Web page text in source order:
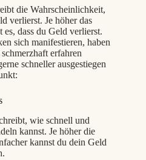
die Wahrscheinlichkeit,
verlierst. Je höher das
dass du Geld verlierst.
sich manifestieren, haben
erfahren
schneller ausgestiegen
wie schnell und
kannst. Je höher die
kannst du dein Geld